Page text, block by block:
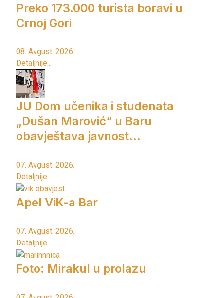
Preko 173.000 turista boravi u
Crnoj Gori
08. Avgust. 2026.
Detaljnije...
JU Dom učenika i studenata
„Dušan Marović“ u Baru
obavještava javnost...
07. Avgust. 2026.
Detaljnije...
Apel ViK-a Bar
07. Avgust. 2026.
Detaljnije...
Foto: Mirakul u prolazu